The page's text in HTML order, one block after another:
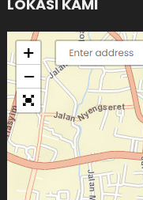
LOKASI KAMI